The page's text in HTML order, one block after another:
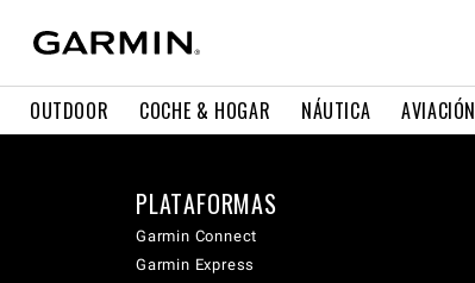
OUTDOOR COCHE & HOGAR NÁUTICA AVIACIÓN
PLATAFORMAS
Garmin Connect
Garmin Express